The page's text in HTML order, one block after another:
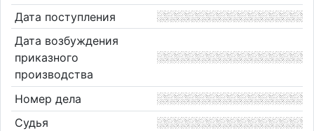
Дата поступления
Дата возбуждения
приказного
производства
Номер дела
Судья